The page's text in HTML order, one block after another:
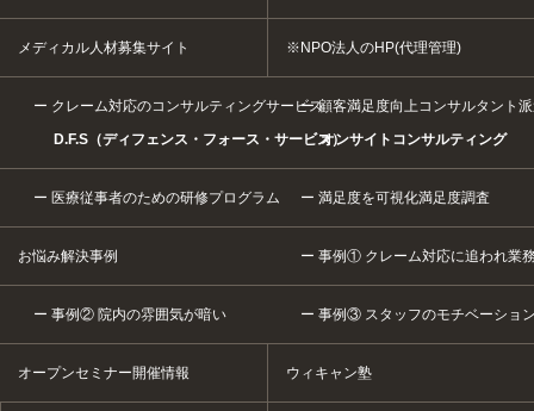
メディカル人材募集サイト ※NPO法人のHP(代理管理)
クレーム対応のコンサルティングサービス
D.F.S（ディフェンス・フォース・サービス）
顧客満足度向上コンサルタント
オンサイトコンサルティング
医療従事者のための研修プログラム 満足度を可視化満足度調査
お悩み解決事例 事例① クレーム対応に追われ業
事例② 院内の雰囲気が暗い 事例③ スタッフのモチベーショ
オープンセミナー開催情報 ウィキャン塾